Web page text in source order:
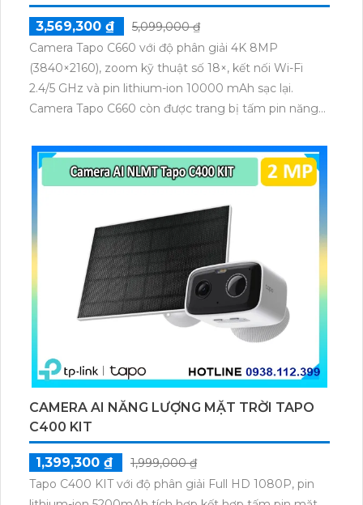
3,569,300 ₫
5,099,000 ₫
Camera Tapo C660 với độ phân giải 4K 8MP
(3840×2160), zoom kỹ thuật số 18×, kết nối Wi-Fi
2.4/5 GHz và pin lithium-ion 10000 mAh sạc lại.
Camera Tapo C660 còn được trang bị tấm pin năng
thú cưng, phương tiện, lưu trữ thẻ microSD tối đa 512
GB.
CAMERA AI NĂNG LƯỢNG MẶT TRỜI TAPO
C400 KIT
1,399,300 ₫
1,999,000 ₫
Tapo C400 KIT với độ phân giải Full HD 1080P, pin